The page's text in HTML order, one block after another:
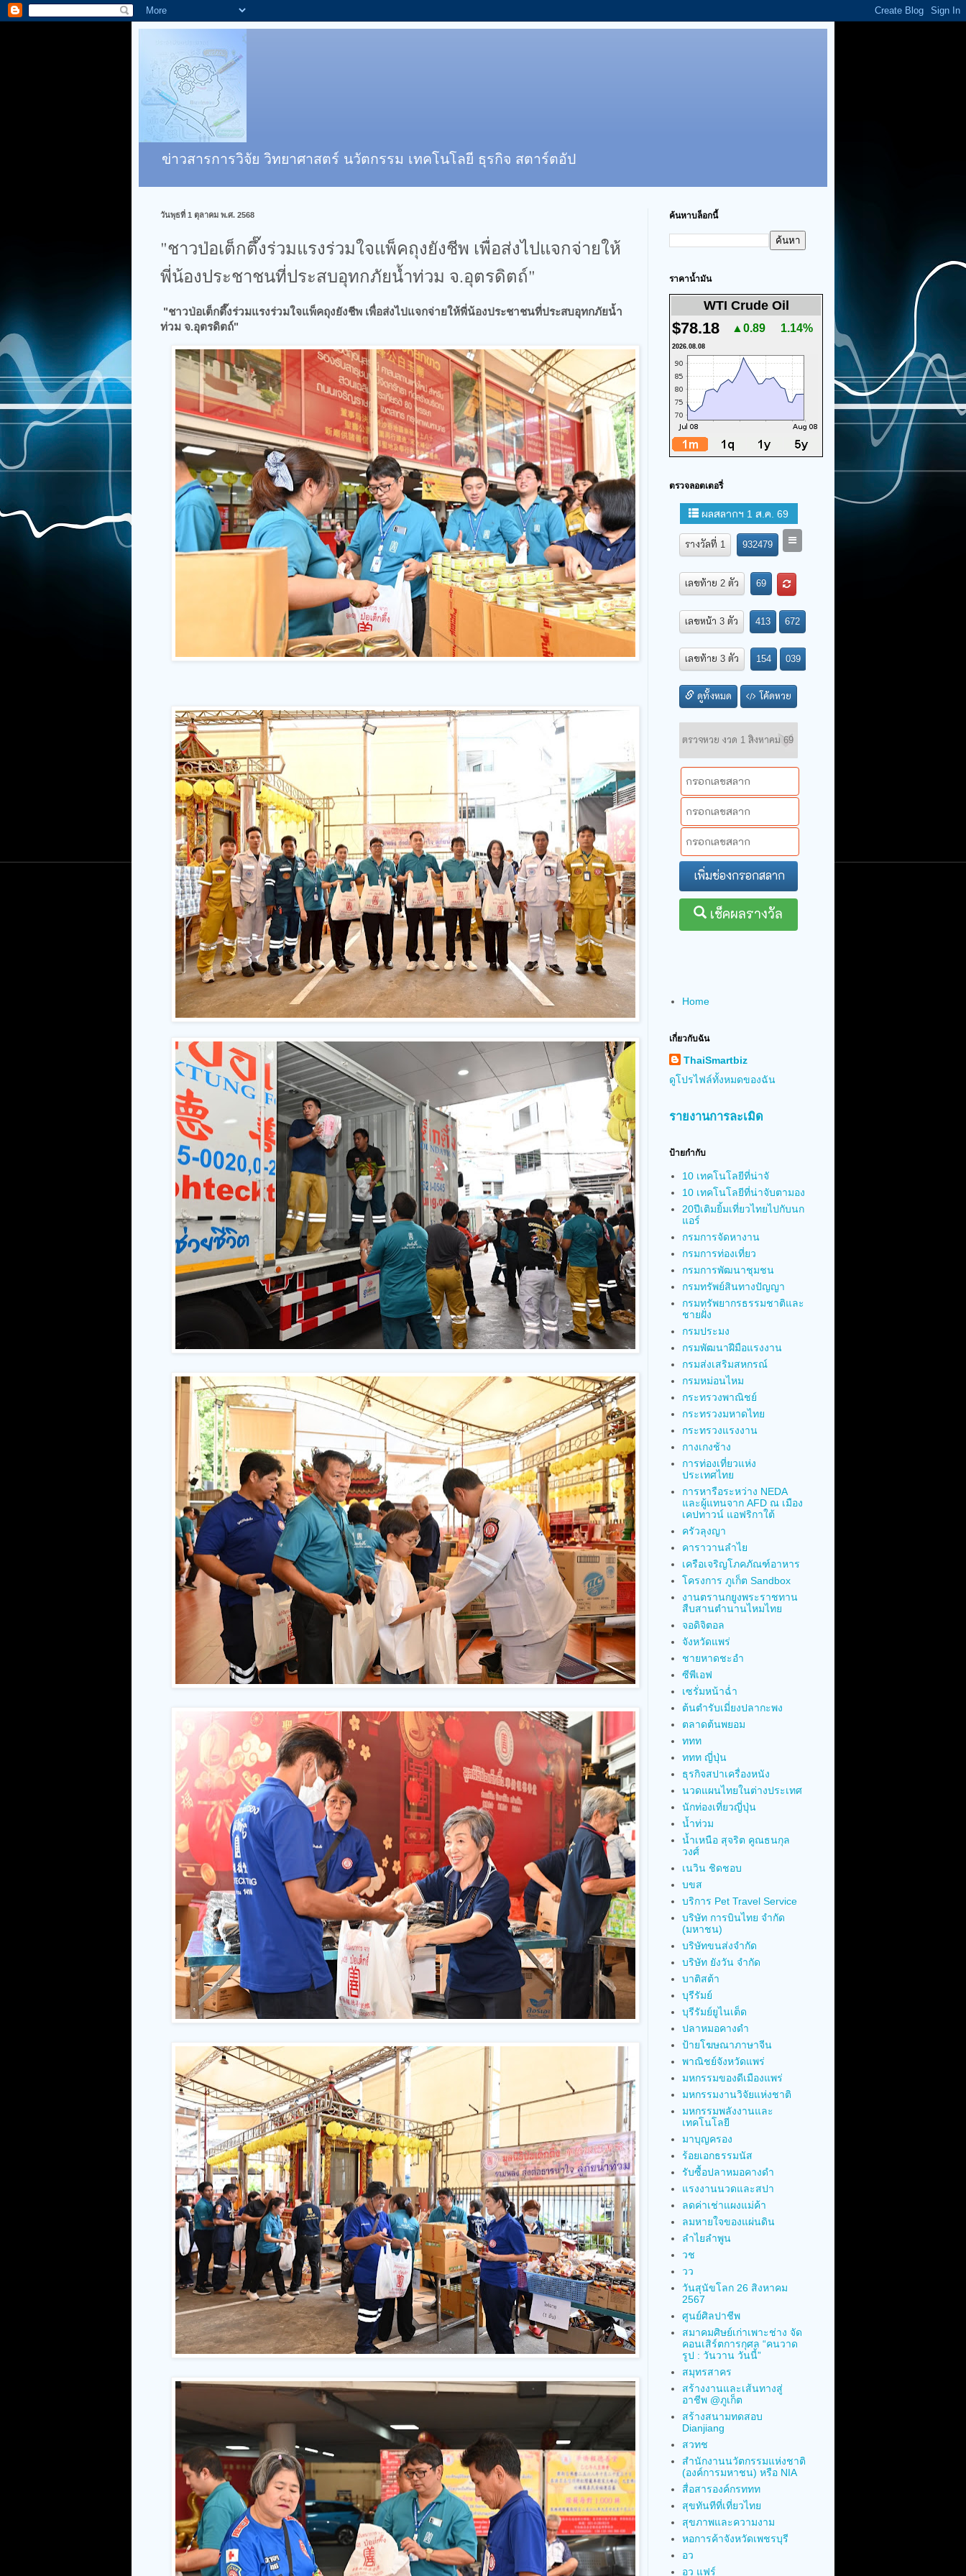
ข่าวสารการวิจัย วิทยาศาสตร์ นวัตกรรม เทคโนโลยี ธุรกิจ สตาร์ตอัป
วันพุธที่ 1 ตุลาคม พ.ศ. 2568
"ชาวป่อเต็กตึ๊งร่วมแรงร่วมใจแพ็คถุงยังชีพ เพื่อส่งไปแจกจ่ายให้
พี่น้องประชาชนที่ประสบอุทกภัยน้ำท่วม จ.อุตรดิตถ์"
"ชาวป่อเต็กตึ๊งร่วมแรงร่วมใจแพ็คถุงยังชีพ เพื่อส่งไปแจกจ่ายให้พี่น้องประชาชนที่ประสบอุทกภัยน้ำ
ท่วม จ.อุตรดิตถ์"
ค้นหาบล็อกนี้
ราคาน้ำมัน
WTI Crude Oil
$78.18 ▲0.89 1.14%
2026.08.08
ตรวจลอตเตอรี่
Home
เกี่ยวกับฉัน
ThaiSmartbiz
ดูโปรไฟล์ทั้งหมดของฉัน
รายงานการละเมิด
ป้ายกำกับ
10 เทคโนโลยีที่น่าจั
10 เทคโนโลยีที่น่าจับตามอง
20ปีเติมยิ้มเที่ยวไทยไปกับนก
แอร์
กรมการจัดหางาน
กรมการท่องเที่ยว
กรมการพัฒนาชุมชน
กรมทรัพย์สินทางปัญญา
กรมทรัพยากรธรรมชาติและ
ชายฝั่ง
กรมประมง
กรมพัฒนาฝีมือแรงงาน
กรมส่งเสริมสหกรณ์
กรมหม่อนไหม
กระทรวงพาณิชย์
กระทรวงมหาดไทย
กระทรวงแรงงาน
กางเกงช้าง
การท่องเที่ยวแห่ง
ประเทศไทย
การหารือระหว่าง NEDA
และผู้แทนจาก AFD ณ เมือง
เคปทาวน์ แอฟริกาใต้
ครัวลุงญา
คาราวานลำไย
เครือเจริญโภคภัณฑ์อาหาร
โครงการ ภูเก็ต Sandbox
งานตรานกยูงพระราชทาน
สืบสานตำนานไหมไทย
จอดิจิตอล
จังหวัดแพร่
ชายหาดชะอำ
ซีพีเอฟ
เซรั่มหน้าฉ่ำ
ต้นตำรับเมี่ยงปลากะพง
ตลาดต้นพยอม
ททท
ททท ญี่ปุ่น
ธุรกิจสปาเครื่องหนัง
นวดแผนไทยในต่างประเทศ
นักท่องเที่ยวญี่ปุ่น
น้ำท่วม
น้ำเหนือ สุจริต คูณธนกุล
วงศ์
เนวิน ชิดชอบ
บขส
บริการ Pet Travel Service
บริษัท การบินไทย จำกัด
(มหาชน)
บริษัทขนส่งจำกัด
บริษัท ยังวัน จำกัด
บาติสต้า
บุรีรัมย์
บุรีรัมย์ยูไนเต็ด
ปลาหมอคางดำ
ป้ายโฆษณาภาษาจีน
พาณิชย์จังหวัดแพร่
มหกรรมของดีเมืองแพร่
มหกรรมงานวิจัยแห่งชาติ
มหกรรมพลังงานและ
เทคโนโลยี
มาบุญครอง
ร้อยเอกธรรมนัส
รับซื้อปลาหมอคางดำ
แรงงานนวดและสปา
ลดค่าเช่าแผงแม่ค้า
ลมหายใจของแผ่นดิน
ลำไยลำพูน
วช
วว
วันสุนัขโลก 26 สิงหาคม
2567
ศูนย์ศิลปาชีพ
สมาคมศิษย์เก่าเพาะช่าง จัด
คอนเสิร์ตการกุศล “คนวาด
รูป : วันวาน วันนี้”
สมุทรสาคร
สร้างงานและเส้นทางสู่
อาชีพ @ภูเก็ต
สร้างสนามทดสอบ
Dianjiang
สวทช
สำนักงานนวัตกรรมแห่งชาติ
(องค์การมหาชน) หรือ NIA
สื่อสารองค์กรททท
สุขทันทีที่เที่ยวไทย
สุขภาพและความงาม
หอการค้าจังหวัดเพชรบุรี
อว
อว แฟร์